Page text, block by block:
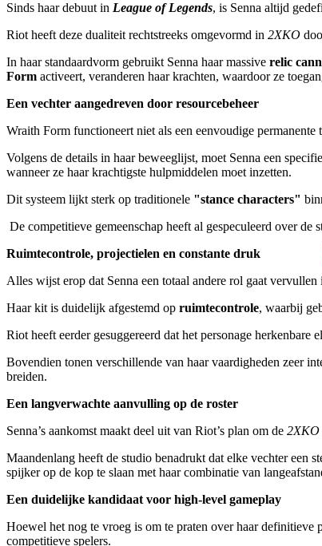
HR
JA
NL
NO
PT
RU
SR
SV
TH
TR
VI
De
De
Gameplay
In-
evenementen
Media
Forums
Sinds haar debuut in League of Legends, is Senna altijd
Riot heeft deze dualiteit rechtstreeks omgevormd in 2XKO
In haar standaardvorm gebruikt Senna haar massive relic
Form activeert, veranderen haar krachten, waardoor ze
Een vechter aangedreven door resourcebeheer
Wraith Form functioneert niet als een eenvoudige permanente
Volgens de details in haar beweeglijst, moet Senna een
wanneer ze haar krachtigste hulpmiddelen moet inzetten.
Dit systeem lijkt sterk op traditionele "stance characters"
De competitieve gemeenschap heeft al gespeculeerd over
Ruimtecontrole, projectielen en constante druk
Alles wijst erop dat Senna een totaal andere rol gaat
Haar kit is duidelijk afgestemd op ruimtecontrole, waarbij
Riot heeft eerder gesuggereerd dat het personage herkenbare
Bovendien tonen verschillende van haar vaardigheden zeer
breiden.
Een langverwachte aanvulling op de roster
Senna’s aankomst maakt deel uit van Riot’s plan om de 2XKO
Maandenlang heeft de studio benadrukt dat elke vechter een
spijker op de kop te slaan met haar combinatie van
Een duidelijke kandidaat voor high-level gameplay
Hoewel het nog te vroeg is om te praten over haar
competitieve spelers.